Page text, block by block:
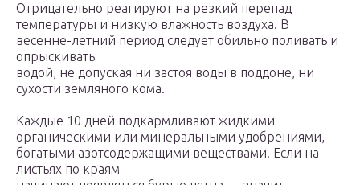
Отрицательно реагируют на резкий перепад
температуры и низкую влажность воздуха. В
весенне-летний период следует обильно поливать и
опрыскивать
водой, не допуская ни застоя воды в поддоне, ни
сухости земляного кома.
Каждые 10 дней подкармливают жидкими
органическими или минеральными удобрениями,
богатыми азотсодержащими веществами. Если на
листьях по краям